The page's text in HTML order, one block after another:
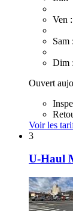
Ven
Sam
Dim
Ouvert
Voir les
3
U-Haul